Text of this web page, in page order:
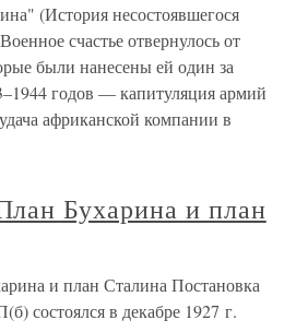
(История несостоявшегося
счастье отвернулось от
были нанесены ей один за
годов — капитуляция армий
африканской компании в
Бухарина и план
и план Сталина Постановка
состоялся в декабре 1927 г.